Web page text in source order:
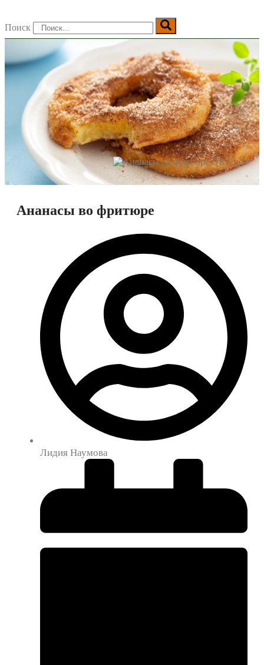
Поиск
Ананасы во фритюре
Лидия Наумова